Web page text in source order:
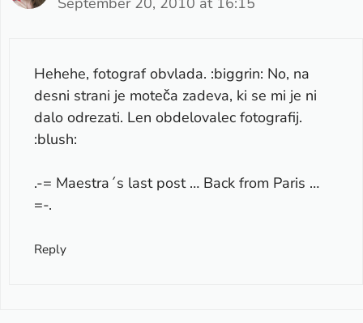
Hehehe, fotograf obvlada. :biggrin: No, na
desni strani je moteča zadeva, ki se mi je ni
dalo odrezati. Len obdelovalec fotografij.
:blush:
.-= Maestra´s last post … Back from Paris …
=-.
Reply